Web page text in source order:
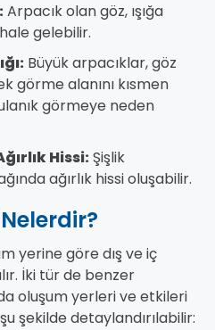
Arpacık olan göz, ışığa
gelebilir.
Büyük arpacıklar, göz
görme alanını kısmen
görmeye neden
Hissi:Şişlik
ağırlık hissi oluşabilir.
yerine göre dış ve iç
İki tür de benzer
oluşum yerleri ve etkileri
şekilde detaylandırılabilir: